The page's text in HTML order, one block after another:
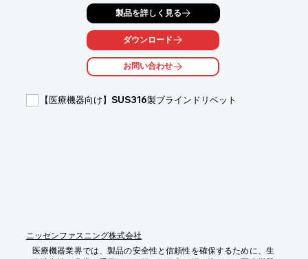
【活用シーン】
・医療機器の製造
・手術器具の表面処理
・遠隔診療用デバイスの部品
・医療機器の品質向上
製品を詳しく見る
ダウンロード
お問い合わせ
【医療機器向け】SUS316製ブラインドリベット
ニッセンファスニング株式会社
医療機器業界では、製品の安全性と信頼性を確保するために、生